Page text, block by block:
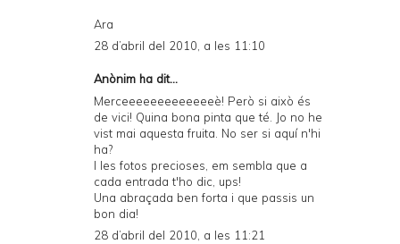
Ara
28 d’abril del 2010, a les 11:10
Anònim ha dit...
Merceeeeeeeeeeeeeè! Però si això és
de vici! Quina bona pinta que té. Jo no he
vist mai aquesta fruita. No ser si aquí n'hi
ha?
I les fotos precioses, em sembla que a
cada entrada t'ho dic, ups!
Una abraçada ben forta i que passis un
bon dia!
28 d’abril del 2010, a les 11:21